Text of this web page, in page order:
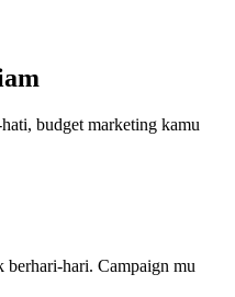
budget marketing kamu
berhari-hari. Campaign mu